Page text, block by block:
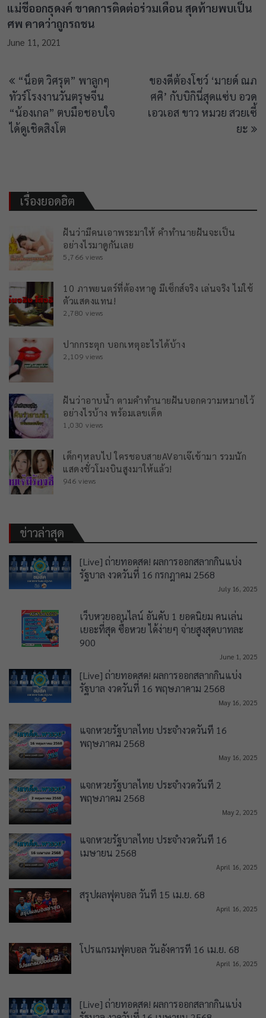
แม่ชีออกธุดงค์ ขาดการติดต่อร่วมเดือน สุดท้ายพบเป็น
ศพ คาดว่าถูกรถชน
June 11, 2021
Post
navigation
“น็อต วิศรุต” พาลูกๆ
ทัวร์โรงงานวันตรุษจีน
“น้องเกล” ตบมือชอบใจ
ได้ดูเชิดสิงโต
ของดีต้องโชว์ ‘มายด์ ณภ
ศศิ’ กับบิกินี่สุดแซ่บ อวด
เอวเอส ขาว หมวย สวยเซี้
ยะ
เรื่องยอดฮิต
ฝันว่ามีคนเอาพระมาให้ คำทำนายฝันจะเป็น
อย่างไรมาดูกันเลย
5,766 views
10 ภาพยนตร์ที่ต้องหาดู มีเซ็กส์จริง เล่นจริง ไม่ใช้
ตัวแสดงแทน!
2,780 views
ปากกระตุก บอกเหตุอะไรได้บ้าง
2,109 views
ฝันว่าอาบน้ำ ตามคำทำนายฝันบอกความหมายไว้
อย่างไรบ้าง พร้อมเลขเด็ด
1,030 views
เด็กๆหลบไป ใครชอบสายAVอาเจ๊เข้ามา รวมนัก
แสดงชั่วโมงบินสูงมาให้แล้ว!
946 views
ข่าวล่าสุด
[Live] ถ่ายทอดสด! ผลการออกสลากกินแบ่ง
รัฐบาล งวดวันที่ 16 กรกฎาคม 2568
July 16, 2025
เว็บหวยออนไลน์ อันดับ 1 ยอดนิยม คนเล่น
เยอะที่สุด ซื้อหวย ได้ง่ายๆ จ่ายสูงสุดบาทละ
900
June 1, 2025
[Live] ถ่ายทอดสด! ผลการออกสลากกินแบ่ง
รัฐบาล งวดวันที่ 16 พฤษภาคาม 2568
May 16, 2025
แจกหวยรัฐบาลไทย ประจำงวดวันที่ 16
พฤษภาคม 2568
May 16, 2025
แจกหวยรัฐบาลไทย ประจำงวดวันที่ 2
พฤษภาคม 2568
May 2, 2025
แจกหวยรัฐบาลไทย ประจำงวดวันที่ 16
เมษายน 2568
April 16, 2025
สรุปผลฟุตบอล วันที่ 15 เม.ย. 68
April 16, 2025
โปรแกรมฟุตบอล วันอังคารที่ 16 เม.ย. 68
April 16, 2025
[Live] ถ่ายทอดสด! ผลการออกสลากกินแบ่ง